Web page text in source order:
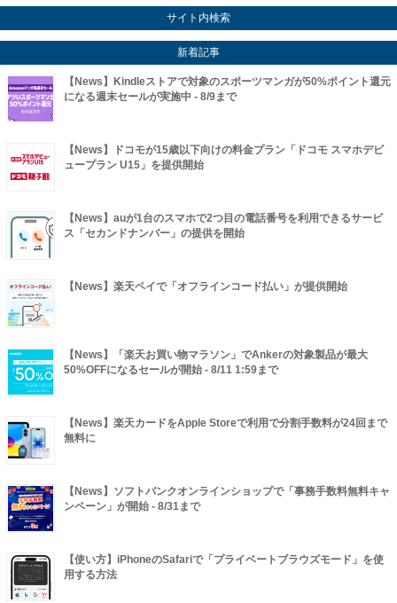
サイト内検索
新着記事
【News】Kindleストアで対象のスポーツマンガが50%ポイント還元
になる週末セールが実施中 - 8/9まで
【News】ドコモが15歳以下向けの料金プラン「ドコモ スマホデビ
ュープラン U15」を提供開始
【News】auが1台のスマホで2つ目の電話番号を利用できるサービ
ス「セカンドナンバー」の提供を開始
【News】楽天ペイで「オフラインコード払い」が提供開始
【News】「楽天お買い物マラソン」でAnkerの対象製品が最大
50%OFFになるセールが開始 - 8/11 1:59まで
【News】楽天カードをApple Storeで利用で分割手数料が24回まで
無料に
【News】ソフトバンクオンラインショップで「事務手数料無料キャ
ンペーン」が開始 - 8/31まで
【使い方】iPhoneのSafariで「プライベートブラウズモード」を使
用する方法